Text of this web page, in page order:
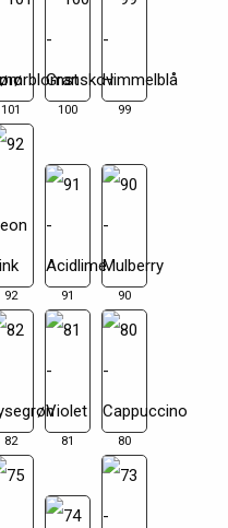
101 100 99
92 91 90
82 81 80